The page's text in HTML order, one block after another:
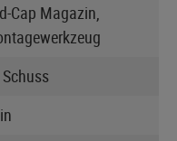
Cap Magazin,